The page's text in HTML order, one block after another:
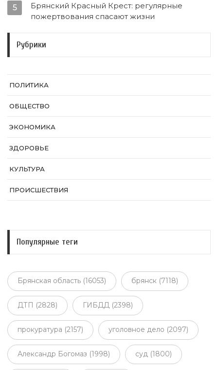
5
Брянский Красный Крест: регулярные
пожертвования спасают жизни
Рубрики
ПОЛИТИКА
ОБЩЕСТВО
ЭКОНОМИКА
ЗДОРОВЬЕ
КУЛЬТУРА
ПРОИСШЕСТВИЯ
Популярные теги
Брянская область (16053) брянск (7118)
ДТП (2828) ГИБДД (2398)
прокуратура (2157) уголовное дело (2097)
Александр Богомаз (1998) суд (1800)